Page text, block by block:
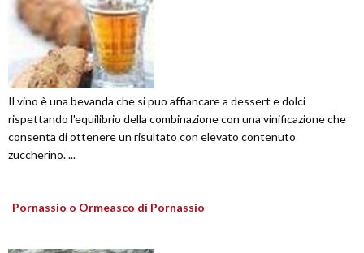
Il vino è una bevanda che si puo affiancare a dessert e dolci
rispettando l'equilibrio della combinazione con una vinificazione che
consenta di ottenere un risultato con elevato contenuto
zuccherino. ...
Pornassio o Ormeasco di Pornassio